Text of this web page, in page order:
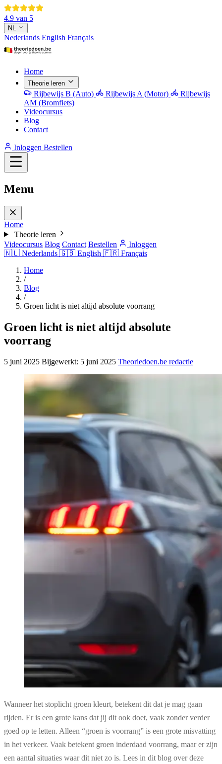
4.9 van 5
NL
Nederlands English Français
Home
Theorie leren
Rijbewijs B (Auto) Rijbewijs A (Motor)
Rijbewijs
AM (Bromfiets)
Videocursus
Blog
Contact
Inloggen Bestellen
Menu
Home
Theorie leren
Videocursus Blog Contact Bestellen
Inloggen
🇳🇱 Nederlands 🇬🇧 English 🇫🇷 Français
Home
/
Blog
/
Groen licht is niet altijd absolute voorrang
Groen licht is niet altijd absolute
voorrang
5 juni 2025 Bijgewerkt: 5 juni 2025 Theoriedoen.be redactie
Wanneer het stoplicht groen kleurt, betekent dit dat je mag gaan
rijden. Er is een grote kans dat jij dit ook doet, vaak zonder verder
goed op te letten. Alleen “groen is voorrang” is een grote misvatting
in het verkeer. Vaak betekent groen inderdaad voorrang, maar er zijn
een aantal situaties waar dit niet zo is. Lees in dit blog over deze